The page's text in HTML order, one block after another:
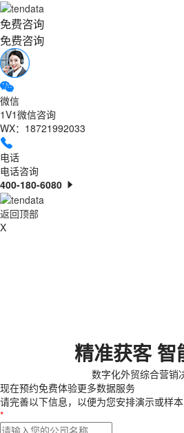
免费咨询
免费咨询
微信
1V1微信咨询
WX：18721992033
电话
电话咨询
400-180-6080
返回顶部
X
精准获客 智
数字化外贸综合营销
现在预约免费体验更多数据服务
请完善以下信息，以便为您安排演示或样本
*